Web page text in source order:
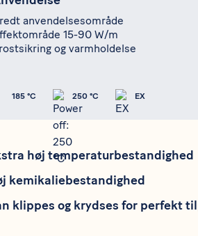
anvendelsesområde
15-90 W/m
og varmholdelse
185 °C 250 °C EX
høj temperaturbestandighed
kemikaliebestandighed
klippes og krydses for perfekt